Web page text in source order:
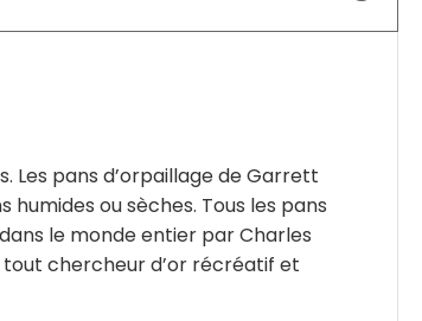
Les pans d’orpaillage de Garrett
ou sèches. Tous les pans
le monde entier par Charles
chercheur d’or récréatif et